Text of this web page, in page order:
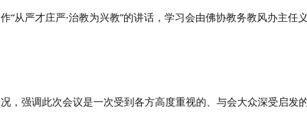
从严才庄严·治教为兴教”的讲话，学习会由佛协教务教风办主任
，强调此次会议是一次受到各方高度重视的、与会大众深受启发的